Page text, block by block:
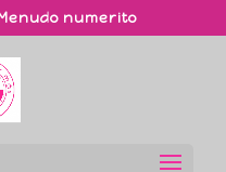
numerito